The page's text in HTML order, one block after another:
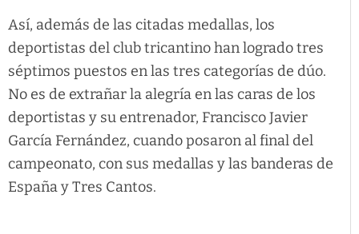
Así, además de las citadas medallas, los
deportistas del club tricantino han logrado tres
séptimos puestos en las tres categorías de dúo.
No es de extrañar la alegría en las caras de los
deportistas y su entrenador, Francisco Javier
García Fernández, cuando posaron al final del
campeonato, con sus medallas y las banderas de
España y Tres Cantos.